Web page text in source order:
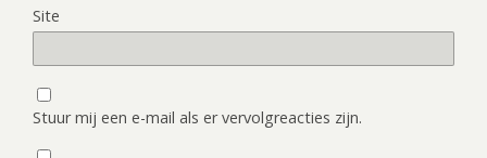
Site
Stuur mij een e-mail als er vervolgreacties zijn.